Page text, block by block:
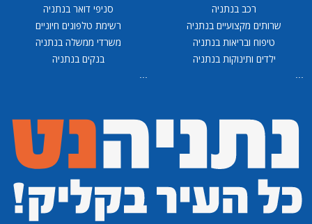
רכב בנתניה
שרותים מקצועיים בנתניה
טיפוח ובריאות בנתניה
ילדים ותינוקות בנתניה
...
סניפי דואר בנתניה
רשימת טלפונים חיוניים
משרדי ממשלה בנתניה
בנקים בנתניה
...